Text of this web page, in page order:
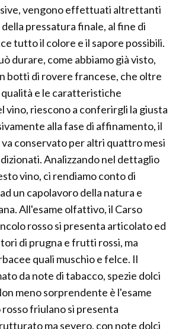
vengono effettuati altrettanti
pressatura finale, al fine di
tutto il colore e il sapore possibili.
durare, come abbiamo già visto,
botti di rovere francese, che oltre
qualità e le caratteristiche
vino, riescono a conferirgli la giusta
alla fase di affinamento, il
conservato per altri quattro mesi
Analizzando nel dettaglio
vino, ci rendiamo conto di
un capolavoro della natura e
All'esame olfattivo, il Carso
rosso si presenta articolato ed
di prugna e frutti rossi, ma
quali muschio e felce. Il
da note di tabacco, spezie dolci
meno sorprendente è l'esame
friulano si presenta
ma severo, con note dolci